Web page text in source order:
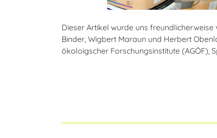
Dieser Artikel wurde uns
Binder, Wigbert Maraun und Herbert
ökoloigscher Forschungsinstitute (AGÖF),